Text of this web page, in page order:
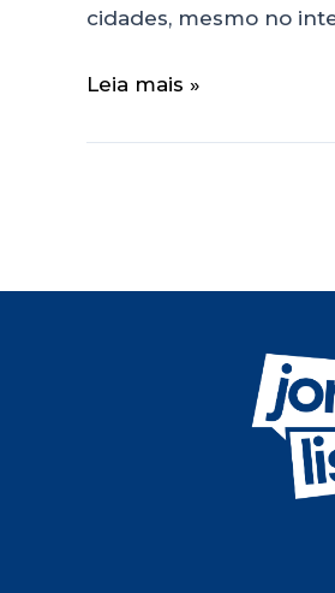
cidades, mesmo no
Leia mais »